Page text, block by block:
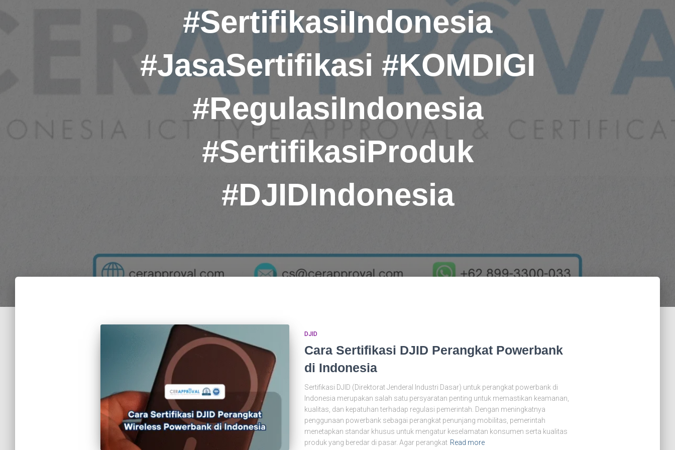
#SertifikasiIndonesia
#JasaSertifikasi #KOMDIGI
#RegulasiIndonesia
#SertifikasiProduk
#DJIDIndonesia
DJID
Cara Sertifikasi DJID Perangkat Powerbank
di Indonesia
Sertifikasi DJID (Direktorat Jenderal Industri Dasar) untuk perangkat powerbank di
Indonesia merupakan salah satu persyaratan penting untuk memastikan keamanan,
kualitas, dan kepatuhan terhadap regulasi pemerintah. Dengan meningkatnya
penggunaan powerbank sebagai perangkat penunjang mobilitas, pemerintah
menetapkan standar khusus untuk mengatur keselamatan konsumen serta kualitas
produk yang beredar di pasar. Agar perangkat Read more